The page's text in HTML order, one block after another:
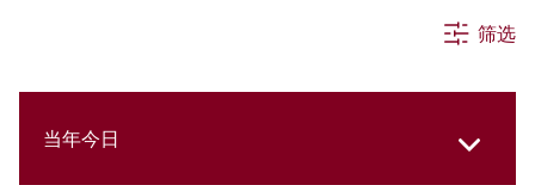
《新亚．新知》
筛选
当年今日